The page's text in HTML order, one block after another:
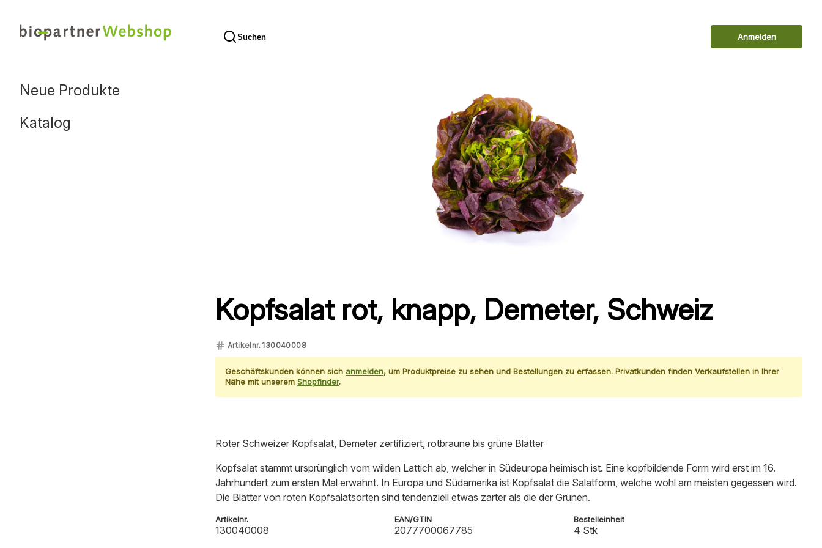
Neue Produkte
Katalog
Suchen Anmelden
Kopfsalat rot, knapp, Demeter, Schweiz
Artikelnr. 130040008
Geschäftskunden können sich anmelden, um Produktpreise zu sehen und Bestellungen zu erfassen. Privatkunden finden Verkaufstellen in Ihrer
Nähe mit unserem Shopfinder.
Roter Schweizer Kopfsalat, Demeter zertifiziert, rotbraune bis grüne Blätter
Kopfsalat stammt ursprünglich vom wilden Lattich ab, welcher in Südeuropa heimisch ist. Eine kopfbildende Form wird erst im 16.
Jahrhundert zum ersten Mal erwähnt. In Europa und Südamerika ist Kopfsalat die Salatform, welche wohl am meisten gegessen wird.
Die Blätter von roten Kopfsalatsorten sind tendenziell etwas zarter als die der Grünen.
Artikelnr.
130040008
EAN/GTIN
2077700067785
Bestelleinheit
4 Stk